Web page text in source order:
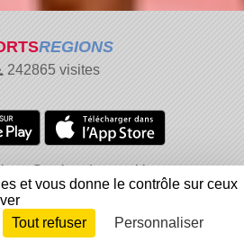
REGIONS
242865 visites
Gestion des cookies
Signaler un contenu inapproprié
Connexion
et vous donne le contrôle sur ceux
Tout refuser Personnaliser